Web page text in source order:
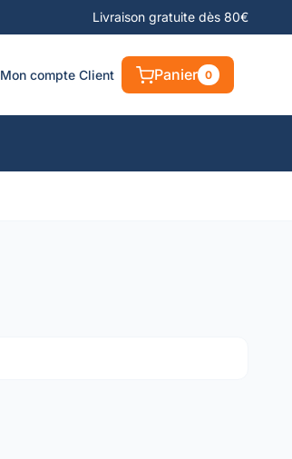
Livraison gratuite dès 80€
Mon compte Client Panier 0